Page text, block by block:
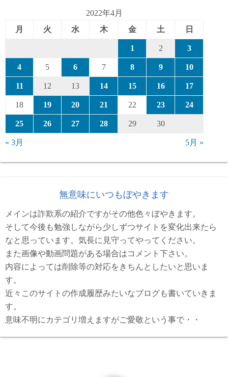
2022年4月
月
火 水 木 金 土 日
1 2 3
4 5 6 7 8 9 10
11 12 13 14 15 16 17
18 19 20 21 22 23 24
25 26 27 28 29 30
« 3月 5月 »
無意味にいつもぼやきます
メインは詐欺系の紹介ですがその他色々ぼやきます。
そして今後も勉強しながら少しずつサイトを変化出来たら
なと思っています。気長に見守ってやってください。
また画像や動画問題がある場合はコメント下さい。
内容によっては削除等の対応をきちんとしたいと思いま
す。
近々このサイトの作成履歴みたいなブログも書いていきま
す。
意味不明にカテゴリ増えますがご愛敬という事で・・